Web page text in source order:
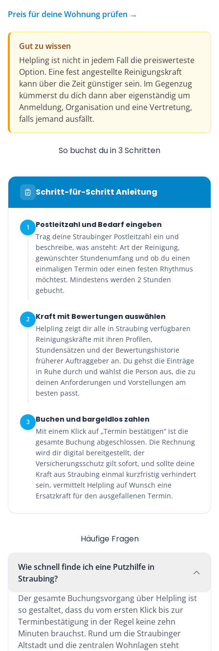
Preis für deine Wohnung prüfen →
Gut zu wissen
Helpling ist nicht in jedem Fall die preiswerteste
Option. Eine fest angestellte Reinigungskraft
kann über die Zeit günstiger sein. Im Gegenzug
kümmerst du dich dann aber eigenständig um
Anmeldung, Organisation und eine Vertretung,
falls jemand ausfällt.
So buchst du in 3 Schritten
Schritt-für-Schritt Anleitung
1 Postleitzahl und Bedarf eingeben
Trag deine Straubinger Postleitzahl ein und
beschreibe, was ansteht: Art der Reinigung,
gewünschter Stundenumfang und ob du einen
einmaligen Termin oder einen festen Rhythmus
möchtest. Mindestens werden 2 Stunden
gebucht.
2 Kraft mit Bewertungen auswählen
Helpling zeigt dir alle in Straubing verfügbaren
Reinigungskräfte mit ihren Profilen,
Stundensätzen und der Bewertungshistorie
früherer Auftraggeber an. Du gehst die Einträge
in Ruhe durch und wählst die Person aus, die zu
deinen Anforderungen und Vorstellungen am
besten passt.
3 Buchen und bargeldlos zahlen
Mit einem Klick auf „Termin bestätigen“ ist die
gesamte Buchung abgeschlossen. Die Rechnung
wird dir digital bereitgestellt, der
Versicherungsschutz gilt sofort, und sollte deine
Kraft aus Straubing einmal kurzfristig verhindert
sein, vermittelt Helpling auf Wunsch eine
Ersatzkraft für den ausgefallenen Termin.
Häufige Fragen
Wie schnell finde ich eine Putzhilfe in
Straubing?
Der gesamte Buchungsvorgang über Helpling ist
so gestaltet, dass du vom ersten Klick bis zur
Terminbestätigung in der Regel keine zehn
Minuten brauchst. Rund um die Straubinger
Altstadt und die zentralen Wohnlagen steht